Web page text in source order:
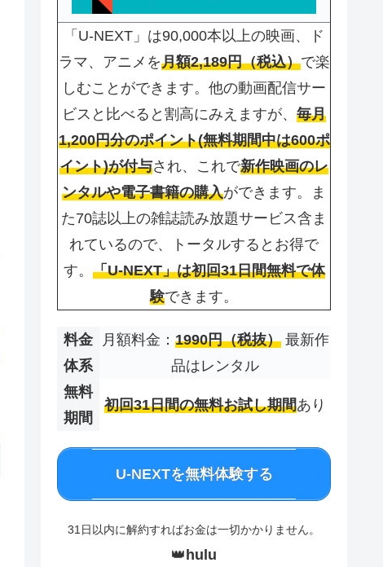
「U-NEXT」は90,000本以上の映画、ド
ラマ、アニメを月額2,189円（税込）で楽
しむことができます。他の動画配信サー
ビスと比べると割高にみえますが、 毎月
1,200円分のポイント(無料期間中は600ポ
イント)が付与され、これで新作映画のレ
ンタルや電子書籍の購入ができます。ま
た70誌以上の雑誌読み放題サービス含ま
れているので、トータルするとお得で
す。 「U-NEXT」は初回31日間無料で体
験できます。
料金
体系
月額料金： 1990円（税抜）最新作
品はレンタル
無料
期間
初回31日間の無料お試し期間あり
U-NEXTを無料体験する
31日以内に解約すればお金は一切かかりません。
👑hulu